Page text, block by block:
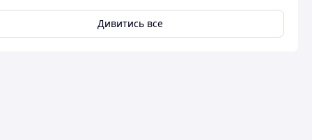
Дивитись все